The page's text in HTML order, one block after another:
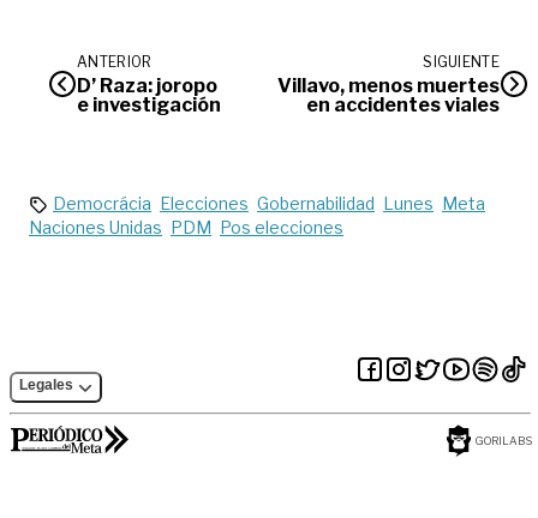
ANTERIOR
D’ Raza: joropo
e investigación
SIGUIENTE
Villavo, menos muertes
en accidentes viales
Democrácia Elecciones Gobernabilidad Lunes Meta
Naciones Unidas PDM Pos elecciones
Legales
GORILABS